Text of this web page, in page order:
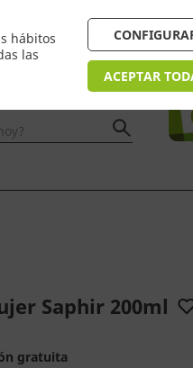
hábitos
las
ACEPTAR
¿Necesitas
Tu
Saphir 200ml
gratuita